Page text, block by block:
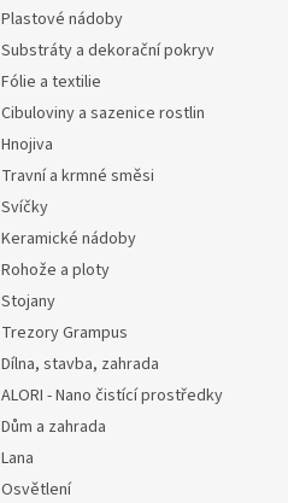
Plastové nádoby
Substráty a dekorační pokryv
Fólie a textilie
Cibuloviny a sazenice rostlin
Hnojiva
Travní a krmné směsi
Svíčky
Keramické nádoby
Rohože a ploty
Stojany
Trezory Grampus
Dílna, stavba, zahrada
ALORI - Nano čistící prostředky
Dům a zahrada
Lana
Osvětlení